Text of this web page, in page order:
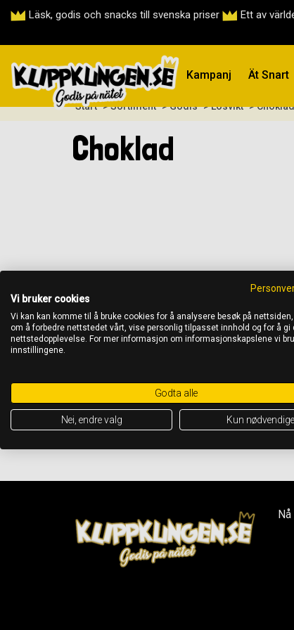
Läsk, godis och snacks till svenska priser Ett av
Kampanj Ät Snart
Start > Sortiment > Godis > Lösvikt > Choklad
Choklad
Vi bruker cookies
Vi kan kan komme til å bruke cookies for å analysere besøk på
om å forbedre nettstedet vårt, vise personlig tilpasset innhold og for å gi
nettstedopplevelse. For mer informasjon om informasjonskapslene vi
innstillingene.
Godta alle
Nei, endre valg Kun nødvendige